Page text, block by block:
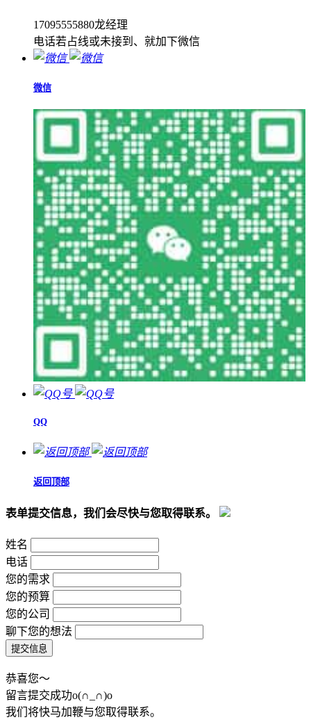
17095555880龙经理
电话若占线或未接到、就加下微信
微信
QQ
返回顶部
表单提交信息，我们会尽快与您取得联系。
姓名
电话
您的需求
您的预算
您的公司
聊下您的想法
恭喜您～
留言提交成功o(∩_∩)o
我们将快马加鞭与您取得联系。